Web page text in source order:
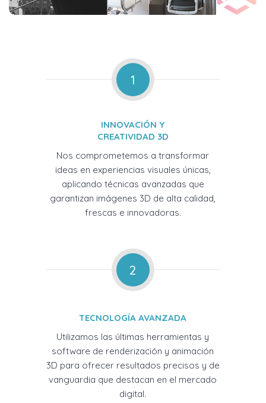
1
INNOVACIÓN Y
CREATIVIDAD 3D
Nos comprometemos a transformar
ideas en experiencias visuales únicas,
aplicando técnicas avanzadas que
garantizan imágenes 3D de alta calidad,
frescas e innovadoras.
2
TECNOLOGÍA AVANZADA
Utilizamos las últimas herramientas y
software de renderización y animación
3D para ofrecer resultados precisos y de
vanguardia que destacan en el mercado
digital.